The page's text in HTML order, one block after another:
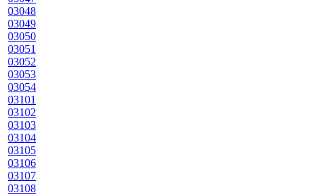
03048
03049
03050
03051
03052
03053
03054
03101
03102
03103
03104
03105
03106
03107
03108